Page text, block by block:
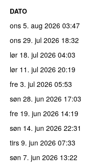
DATO
ons 5. aug 2026 03:47
ons 29. jul 2026 18:32
lør 18. jul 2026 04:03
lør 11. jul 2026 20:19
fre 3. jul 2026 05:53
søn 28. jun 2026 17:03
fre 19. jun 2026 14:19
søn 14. jun 2026 22:31
tirs 9. jun 2026 07:33
søn 7. jun 2026 13:22